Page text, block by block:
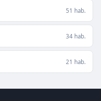
51 hab.
34 hab.
21 hab.